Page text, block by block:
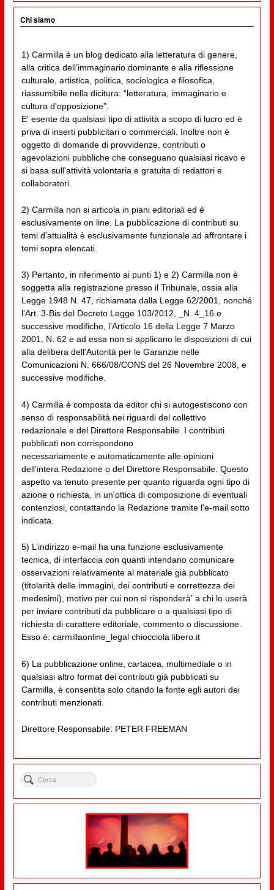
Chi siamo
1) Carmilla è un blog dedicato alla letteratura di genere,
alla critica dell'immaginario dominante e alla riflessione
culturale, artistica, politica, sociologica e filosofica,
riassumibile nella dicitura: “letteratura, immaginario e
cultura d'opposizione”.
E' esente da qualsiasi tipo di attività a scopo di lucro ed è
priva di inserti pubblicitari o commerciali. Inoltre non è
oggetto di domande di provvidenze, contributi o
agevolazioni pubbliche che conseguano qualsiasi ricavo e
si basa sull'attività volontaria e gratuita di redattori e
collaboratori.
2) Carmilla non si articola in piani editoriali ed è
esclusivamente on line. La pubblicazione di contributi su
temi d'attualità è esclusivamente funzionale ad affrontare i
temi sopra elencati.
3) Pertanto, in riferimento ai punti 1) e 2) Carmilla non è
soggetta alla registrazione presso il Tribunale, ossia alla
Legge 1948 N. 47, richiamata dalla Legge 62/2001, nonché
l’Art. 3-Bis del Decreto Legge 103/2012, _N. 4_16 e
successive modifiche, l’Articolo 16 della Legge 7 Marzo
2001, N. 62 e ad essa non si applicano le disposizioni di cui
alla delibera dell'Autorità per le Garanzie nelle
Comunicazioni N. 666/08/CONS del 26 Novembre 2008, e
successive modifiche.
4) Carmilla è composta da editor chi si autogestiscono con
senso di responsabilità nei riguardi del collettivo
redazionale e del Direttore Responsabile. I contributi
pubblicati non corrispondono
necessariamente e automaticamente alle opinioni
dell'intera Redazione o del Direttore Responsabile. Questo
aspetto va tenuto presente per quanto riguarda ogni tipo di
azione o richiesta, in un'ottica di composizione di eventuali
contenziosi, contattando la Redazione tramite l'e-mail sotto
indicata.
5) L’indirizzo e-mail ha una funzione esclusivamente
tecnica, di interfaccia con quanti intendano comunicare
osservazioni relativamente al materiale già pubblicato
(titolarità delle immagini, dei contributi e correttezza dei
medesimi), motivo per cui non si risponderà' a chi lo userà
per inviare contributi da pubblicare o a qualsiasi tipo di
richiesta di carattere editoriale, commento o discussione.
Esso è: carmillaonline_legal chiocciola libero.it
6) La pubblicazione online, cartacea, multimediale o in
qualsiasi altro format dei contributi già pubblicati su
Carmilla, è consentita solo citando la fonte egli autori dei
contributi menzionati.
Direttore Responsabile: PETER FREEMAN